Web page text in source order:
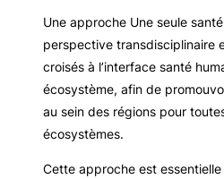
Une approche Une seule
perspective transdisciplinaire
croisés à l’interface santé
écosystème, afin de
au sein des régions pour
écosystèmes.
Cette approche est